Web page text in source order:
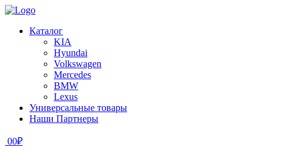
Каталог
KIA
Hyundai
Volkswagen
Mercedes
BMW
Lexus
Универсальные товары
Наши Партнеры
00₽